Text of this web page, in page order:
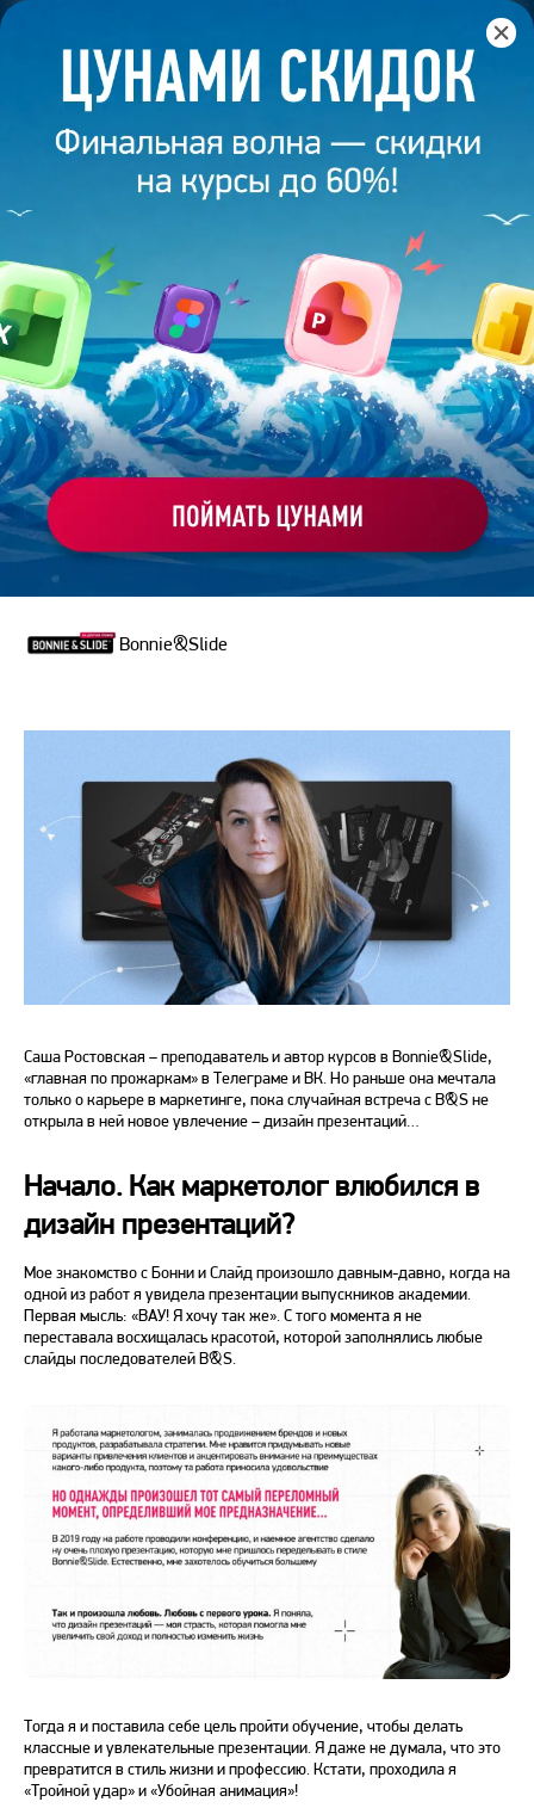
The true story от маркетолога – прошла
дизайнерские курсы и стала создавать презентации для
Дубайской компании
4 июля 2024 3 минуты 2 034
THE TRUE STORY ОТ МАРКЕТОЛОГА –
ПРОШЛА ДИЗАЙНЕРСКИЕ КУРСЫ И
СТАЛА СОЗДАВАТЬ ПРЕЗЕНТАЦИИ
ДЛЯ ДУБАЙСКОЙ КОМПАНИИ
Поделиться
Bonnie&Slide
Саша Ростовская – преподаватель и автор курсов в Bonnie&Slide,
«главная по прожаркам»в Телеграме и ВК. Но раньше она мечтала
только о карьере в маркетинге, пока случайная встреча с B&S не
открыла в ней новое увлечение – дизайн презентаций…
Начало. Как маркетолог влюбился в
дизайн презентаций?
Мое знакомство с Бонни и Слайд произошло давным-давно, когда на
одной из работ я увидела презентации выпускников академии.
Первая мысль: «ВАУ! Я хочу так же». С того момента я не
переставалавосхищалась красотой, которой заполнялись любые
слайды последователей B&S.
Тогда я и поставила себе цель пройти обучение, чтобы делать
классные и увлекательные презентации. Я даже не думала, что это
превратится в стиль жизни и профессию. Кстати, проходила я
«Тройной удар»и«Убойная анимация»!